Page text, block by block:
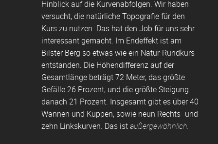
Hinblick auf die Kurvenabfolgen. Wir haben
versucht, die natürliche Topografie für den
Kurs zu nutzen. Das hat den Job für uns sehr
interessant gemacht. Im Endeffekt ist am
Bilster Berg so etwas wie ein Natur-Rundkurs
entstanden. Die Höhendifferenz auf der
Gesamtlänge beträgt 72 Meter, das größte
Gefälle 26 Prozent, und die größte Steigung
danach 21 Prozent. Insgesamt gibt es über 40
Wannen und Kuppen, sowie neun Rechts- und
zehn Linkskurven. Das istaußergewöhnlich.